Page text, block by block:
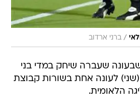
/ ברני ארדוב
שעברה שיחק במדי בני
(שני) לעונה אחת בשורות קבוצת
הלאומית.